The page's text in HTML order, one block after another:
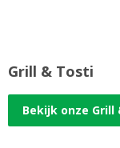
Grill & Tosti
Bekijk onze